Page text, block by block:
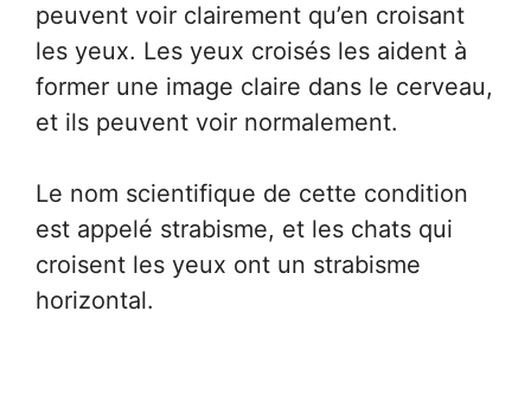
peuvent voir clairement qu’en croisant
les yeux. Les yeux croisés les aident à
former une image claire dans le cerveau,
et ils peuvent voir normalement.
Le nom scientifique de cette condition
est appelé strabisme, et les chats qui
croisent les yeux ont un strabisme
horizontal.